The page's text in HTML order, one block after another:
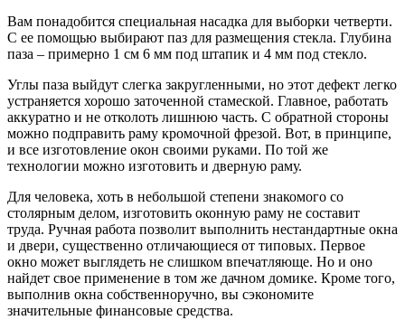
Вам понадобится специальная насадка для выборки четверти.
С ее помощью выбирают паз для размещения стекла. Глубина
паза – примерно 1 см 6 мм под штапик и 4 мм под стекло.
Углы паза выйдут слегка закругленными, но этот дефект легко
устраняется хорошо заточенной стамеской. Главное, работать
аккуратно и не отколоть лишнюю часть. С обратной стороны
можно подправить раму кромочной фрезой. Вот, в принципе,
и все изготовление окон своими руками. По той же
технологии можно изготовить и дверную раму.
Для человека, хоть в небольшой степени знакомого со
столярным делом, изготовить оконную раму не составит
труда. Ручная работа позволит выполнить нестандартные окна
и двери, существенно отличающиеся от типовых. Первое
окно может выглядеть не слишком впечатляюще. Но и оно
найдет свое применение в том же дачном домике. Кроме того,
выполнив окна собственноручно, вы сэкономите
значительные финансовые средства.